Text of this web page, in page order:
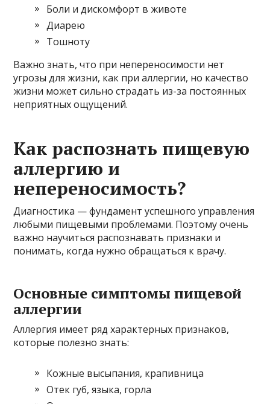
Боли и дискомфорт в животе
Диарею
Тошноту
Важно знать, что при непереносимости нет
угрозы для жизни, как при аллергии, но качество
жизни может сильно страдать из-за постоянных
неприятных ощущений.
Как распознать пищевую
аллергию и
непереносимость?
Диагностика — фундамент успешного управления
любыми пищевыми проблемами. Поэтому очень
важно научиться распознавать признаки и
понимать, когда нужно обращаться к врачу.
Основные симптомы пищевой
аллергии
Аллергия имеет ряд характерных признаков,
которые полезно знать:
Кожные высыпания, крапивница
Отек губ, языка, горла